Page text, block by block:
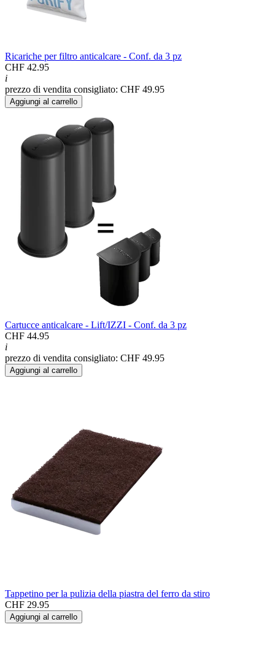
Ricariche per filtro anticalcare - Conf. da 3 pz
CHF 42.95
i
prezzo di vendita consigliato: CHF 49.95
Aggiungi al carrello
Cartucce anticalcare - Lift/IZZI - Conf. da 3 pz
CHF 44.95
i
prezzo di vendita consigliato: CHF 49.95
Aggiungi al carrello
Tappetino per la pulizia della piastra del ferro da stiro
CHF 29.95
Aggiungi al carrello